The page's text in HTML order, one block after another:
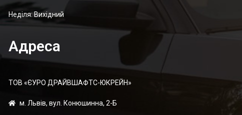
Неділя: Вихідний
Адреса
ТОВ «ЄУРО ДРАЙВШАФТC-ЮКРЕЙН»
м. Львів, вул. Конюшинна, 2-Б